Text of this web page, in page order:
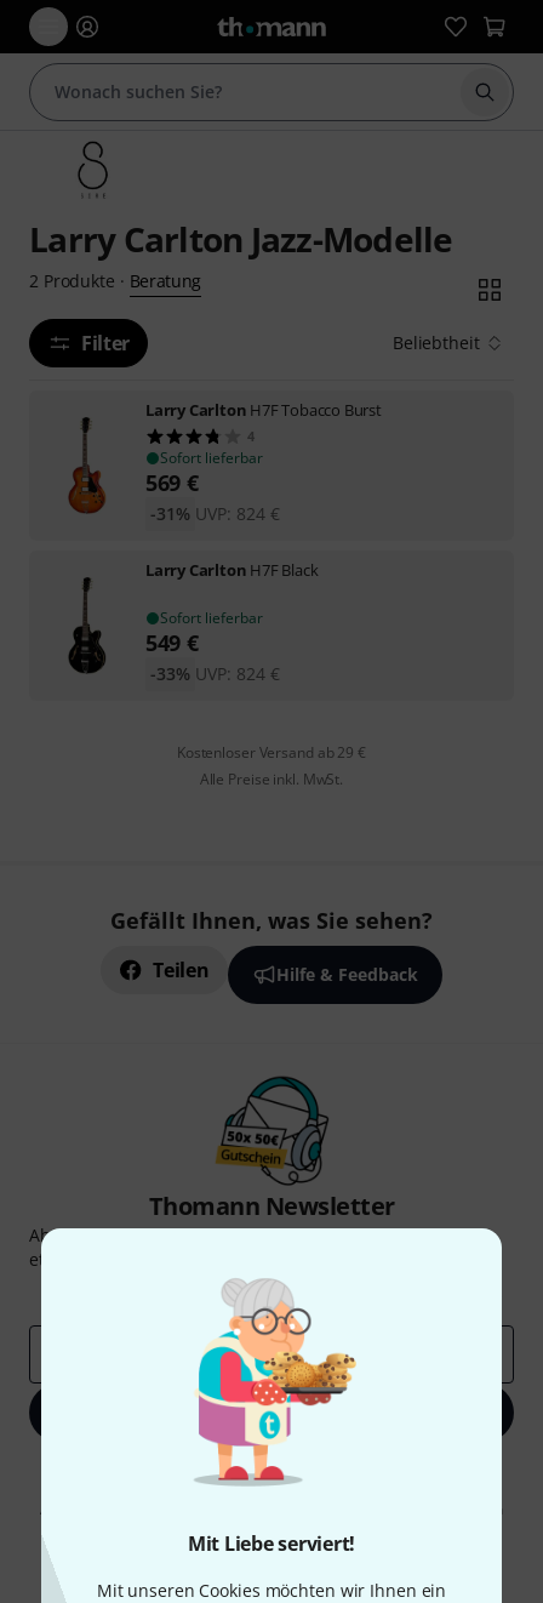
Mit Liebe serviert!
Mit unseren Cookies möchten wir Ihnen ein
Suche
Larry Carlton Jazz-Modelle
2 Produkte · Beratung
Filter Beliebtheit
Larry Carlton H7F Tobacco Burst
4
Sofort lieferbar
569 €
UVP: 824 €
-31%
Larry Carlton H7F Black
Sofort lieferbar
549 €
UVP: 824 €
-33%
Kostenloser Versand ab 29 €
Alle Preise inkl. MwSt.
Gefällt Ihnen, was Sie sehen?
Teilen Hilfe & Feedback
Thomann Newsletter
Abonniere den Thomann Newsletter und gewinne mit
etwas Glück einen von
Inspirierende Beiträge
Deals
Jetzt anmelden
Mit Klick auf „Jetzt anmelden“ stimmen Sie dem Erhalt von E-Mail-
Werbung und einer Messung des E-Mail-Nutzungsverhaltens zu. Die
Abmeldung ist jederzeit möglich. Weitere Informationen finden Sie in